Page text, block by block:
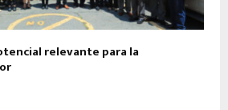
relevante para la